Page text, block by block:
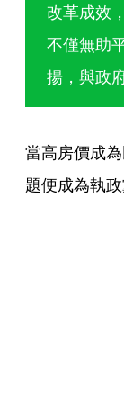
改革成效
不僅無助
揚，與政
當高房價成
題便成為執